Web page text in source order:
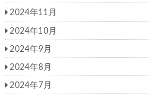
2024年11月
2024年10月
2024年9月
2024年8月
2024年7月